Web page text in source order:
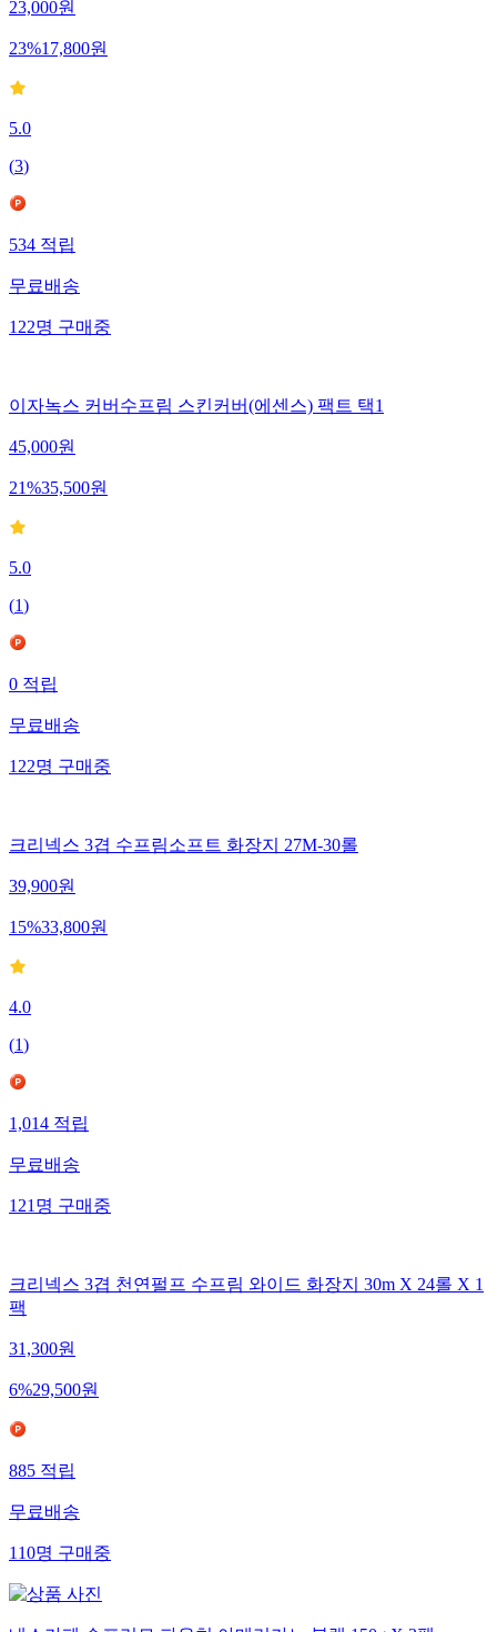
23,000원
23%17,800원
5.0
(3)
534적립
무료배송
122명구매중
이자녹스 커버수프림 스킨커버(에센스) 팩트 택1
45,000원
21%35,500원
5.0
(1)
0적립
무료배송
122명구매중
크리넥스 3겹 수프림소프트 화장지 27M-30롤
39,900원
15%33,800원
4.0
(1)
1,014적립
무료배송
121명구매중
크리넥스 3겹 천연펄프 수프림 와이드 화장지 30m X 24롤 X 1
팩
31,300원
6%29,500원
885적립
무료배송
110명구매중